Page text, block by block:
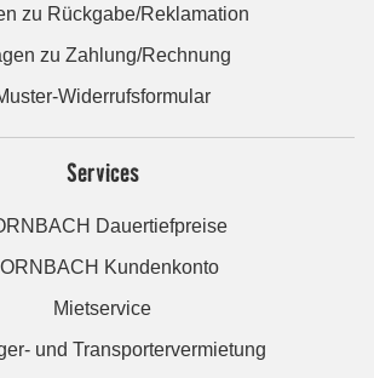
zu Rückgabe/Reklamation
zu Zahlung/Rechnung
Widerrufsformular
Services
Dauertiefpreise
Kundenkonto
Mietservice
und Transportervermietung